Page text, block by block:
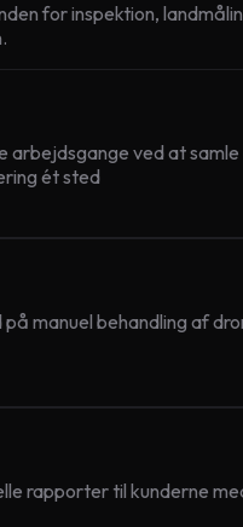
for inspektion,
arbejdsgange ved at
ét sted
på manuel behandling af
rapporter til kunderne